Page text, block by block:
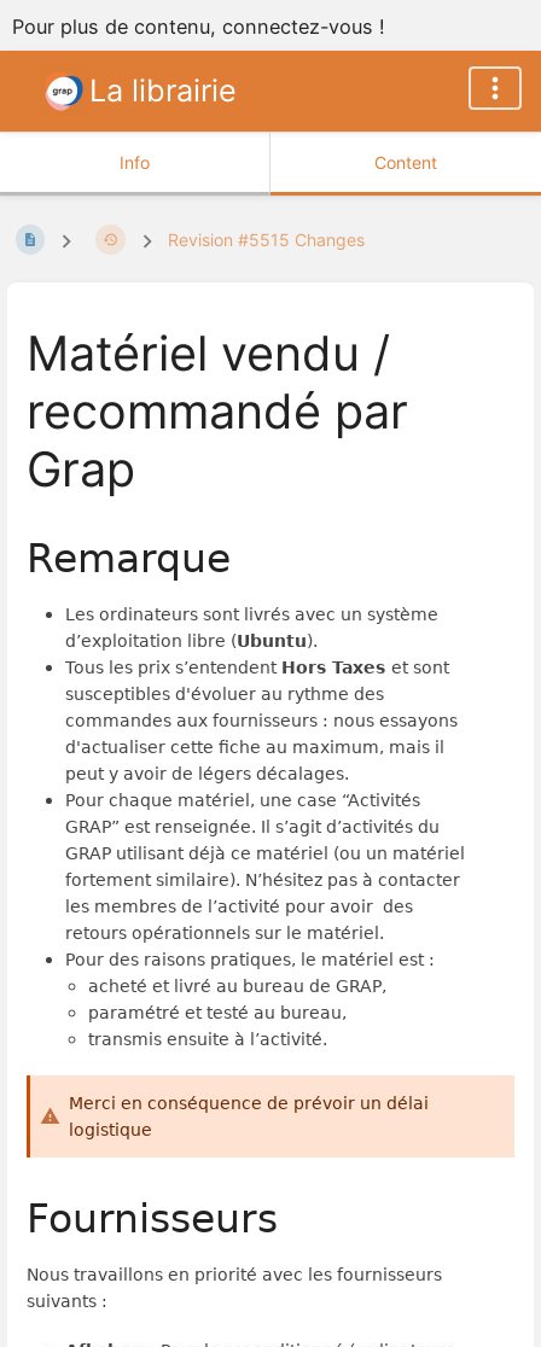
Pour plus de contenu, connectez-vous !
La librairie
Info Content
Revision #5515 Changes
Matériel vendu /
recommandé par
Grap
Remarque
Les ordinateurs sont livrés avec un système
d’exploitation libre (Ubuntu).
Tous les prix s’entendent Hors Taxes et sont
susceptibles d'évoluer au rythme des
commandes aux fournisseurs : nous essayons
d'actualiser cette fiche au maximum, mais il
peut y avoir de légers décalages.
Pour chaque matériel, une case “Activités
GRAP” est renseignée. Il s’agit d’activités du
GRAP utilisant déjà ce matériel (ou un matériel
fortement similaire). N’hésitez pas à contacter
les membres de l’activité pour avoir des
retours opérationnels sur le matériel.
Pour des raisons pratiques, le matériel est :
acheté et livré au bureau de GRAP,
paramétré et testé au bureau,
transmis ensuite à l’activité.
Merci en conséquence de prévoir un délai
logistique
Fournisseurs
Nous travaillons en priorité avec les fournisseurs
suivants :